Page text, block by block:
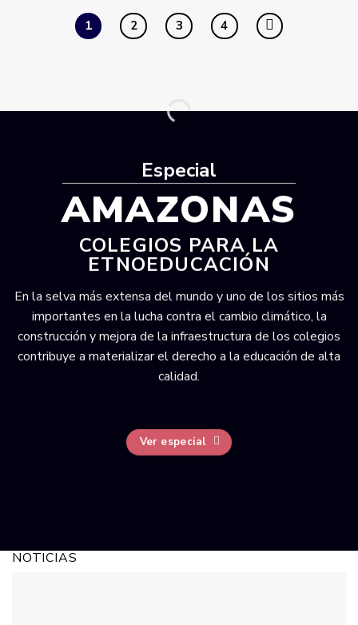
1 2 3 4
Especial
AMAZONAS
COLEGIOS PARA LA
ETNOEDUCACIÓN
En la selva más extensa del mundo y uno de los sitios más
importantes en la lucha contra el cambio climático, la
construcción y mejora de la infraestructura de los colegios
contribuye a materializar el derecho a la educación de alta
calidad.
Ver especial
NOTICIAS